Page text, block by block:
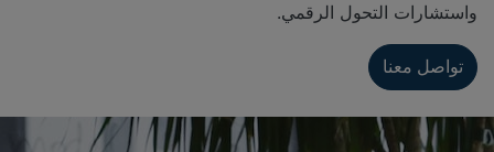
واستشارات التحول الرقمي.
تواصل معنا